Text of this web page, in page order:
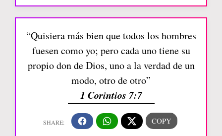
“Quisiera más bien que todos los hombres
fuesen como yo; pero cada uno tiene su
propio don de Dios, uno a la verdad de un
modo, otro de otro”
1 Corintios 7:7